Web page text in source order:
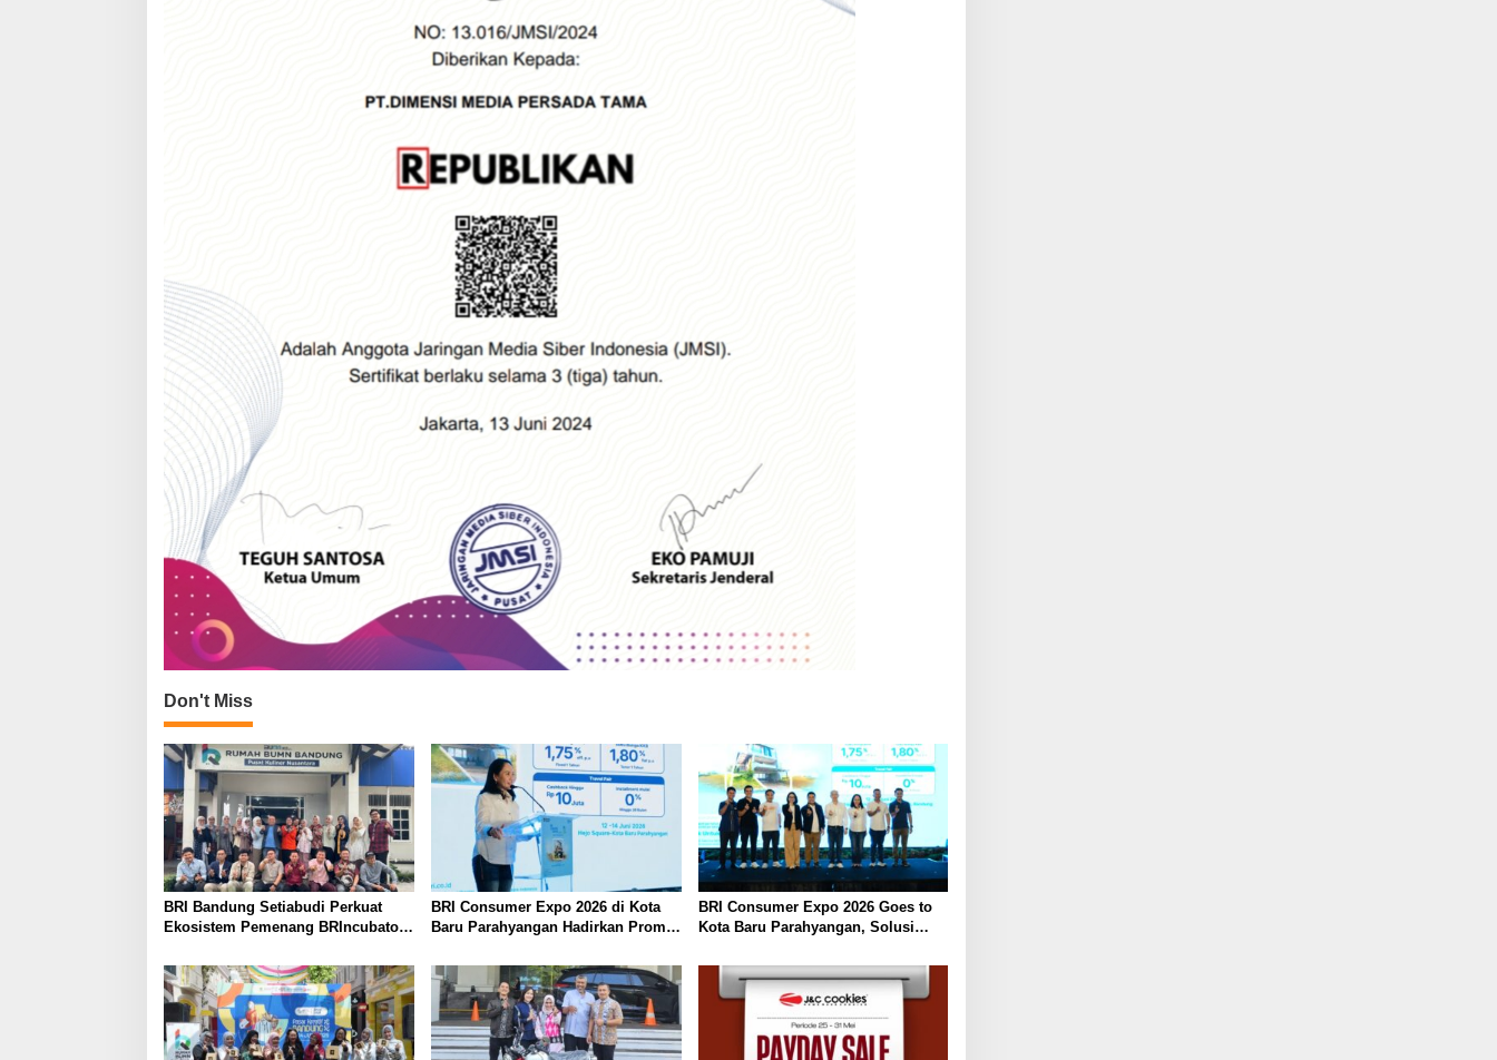
Don't Miss
BRI Bandung Setiabudi Perkuat
Ekosistem Pemenang BRIncubator
BRI Consumer Expo 2026 di Kota
Baru Parahyangan Hadirkan Promo
BRI Consumer Expo 2026 Goes to
Kota Baru Parahyangan, Solusi
Bunga Ringan